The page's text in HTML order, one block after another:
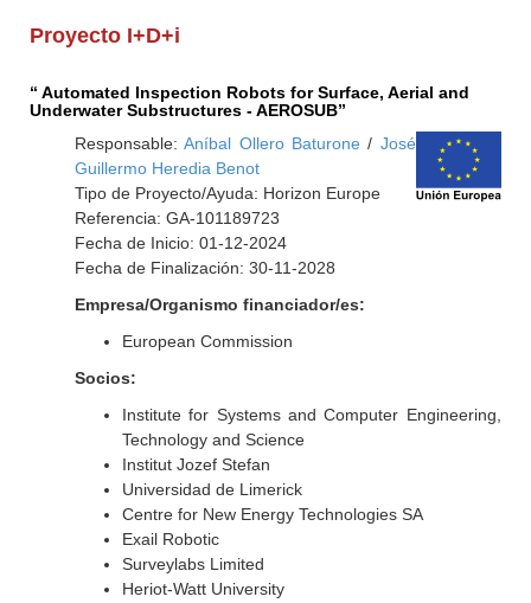
Proyecto I+D+i
“ Automated Inspection Robots for Surface, Aerial and
Underwater Substructures - AEROSUB”
Responsable:Aníbal Ollero Baturone / José
Guillermo Heredia Benot
Tipo de Proyecto/Ayuda: Horizon Europe
Referencia: GA-101189723
Fecha de Inicio: 01-12-2024
Fecha de Finalización: 30-11-2028
Empresa/Organismo financiador/es:
European Commission
Socios:
Institute for Systems and Computer Engineering,
Technology and Science
Institut Jozef Stefan
Universidad de Limerick
Centre for New Energy Technologies SA
Exail Robotic
Surveylabs Limited
Heriot-Watt University